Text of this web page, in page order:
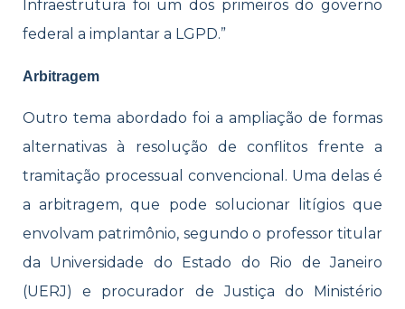
Infraestrutura foi um dos primeiros do governo
federal a implantar a LGPD.”
Arbitragem
Outro tema abordado foi a ampliação de formas
alternativas à resolução de conflitos frente a
tramitação processual convencional. Uma delas é
a arbitragem, que pode solucionar litígios que
envolvam patrimônio, segundo o professor titular
da Universidade do Estado do Rio de Janeiro
(UERJ) e procurador de Justiça do Ministério